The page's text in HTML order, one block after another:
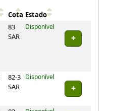
Cota Estado
83
SAR
Disponível
82-3
SAR
Disponível